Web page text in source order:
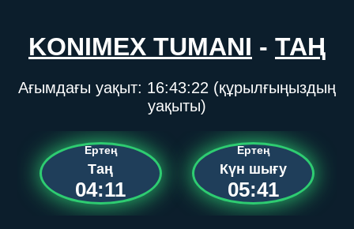
KONIMEX TUMANI - ТАҢ
Ағымдағы уақыт: 16:43:22 (құрылғыңыздың
уақыты)
Ертең
Таң
04:11
Ертең
Күн шығу
05:41